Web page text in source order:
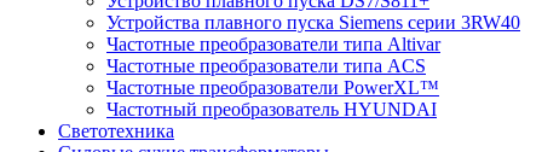
Устройства плавного пуска Siemens серии 3RW40
Частотные преобразователи типа Altivar
Частотные преобразователи типа ACS
Частотные преобразователи PowerXL™
Частотный преобразователь HYUNDAI
Светотехника